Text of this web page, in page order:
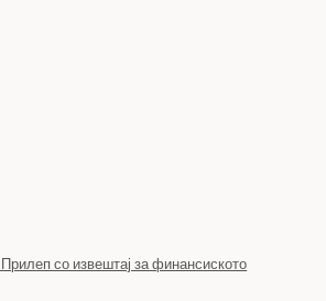
со извештај за финансиското